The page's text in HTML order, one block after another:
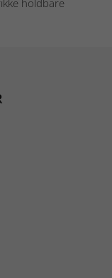
holdbare